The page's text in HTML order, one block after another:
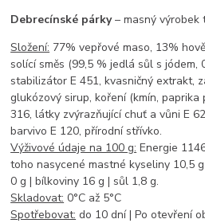
Debrecínské párky– masný výrobek
Složení: 77% vepřové maso, 13%
solící směs (99,5 % jedlá sůl s jódem,
stabilizátor E 451, kvasničný extrakt,
glukózový sirup, koření (kmín, paprika
316, látky zvýrazňující chuť a vůni E
barvivo E 120, přírodní střívko.
Výživové údaje na 100 g: Energie
toho nasycené mastné kyseliny 10,5
0 g | bílkoviny 16 g | sůl 1,8 g.
Skladovat: 0°C až 5°C
Spotřebovat: do 10 dní | Po otevření